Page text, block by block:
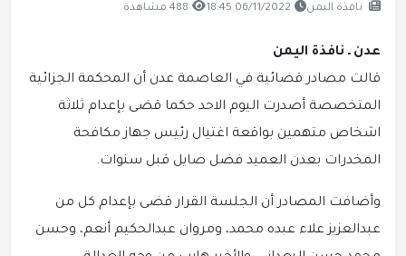
نافذة اليمن 06/11/2022 18:45 488 مشاهدة
عدن ـ نافذة اليمن
قالت مصادر قضائية في العاصمة عدن أن المحكمة الجزائية
المتخصصة أصدرت اليوم الاحد حكما قضى بإعدام ثلاثة
اشخاص متهمين بواقعة اغتيال رئيس جهاز مكافحة
المخدرات بعدن العميد فضل صايل قبل سنوات.
وأضافت المصادر أن الجلسة القرار قضى بإعدام كل من
عبدالعزيز علاء عبده محمد، ومروان عبدالحكيم أنعم، وحسن